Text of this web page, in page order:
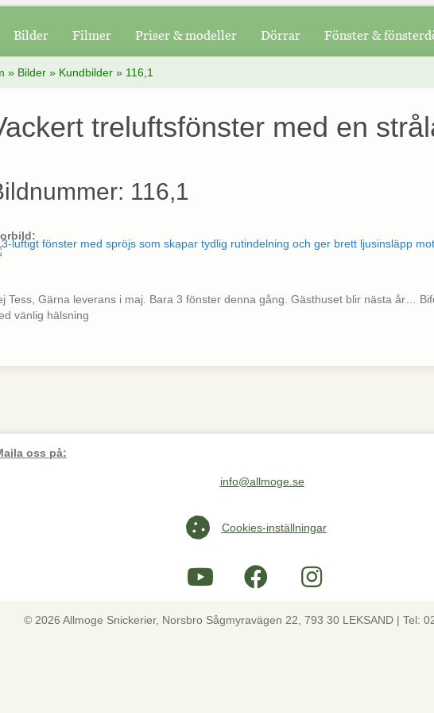
Bilder Filmer Priser & modeller Dörrar Fönster &
» Bilder» Kundbilder» 116,1
treluftsfönster med en
116,1
Tess, Gärna leverans i maj. Bara 3 fönster denna gång. Gästhuset blir nästa år…
vänlig hälsning
oss på:
Maila oss på info@allmoge.se
info@allmoge.se
Cookies-inställningar
Cookies-inställningar
© 2026 Allmoge Snickerier, Norsbro Sågmyravägen 22, 793 30 LEKSAND | Tel: